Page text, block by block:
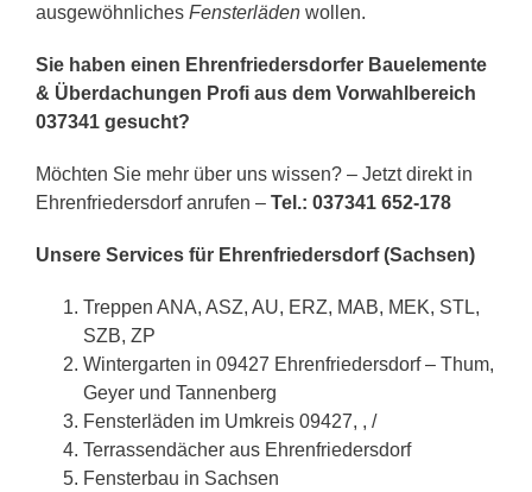
ausgewöhnliches Fensterläden wollen.
Sie haben einen Ehrenfriedersdorfer Bauelemente
& Überdachungen Profi aus dem Vorwahlbereich
037341 gesucht?
Möchten Sie mehr über uns wissen? – Jetzt direkt in
Ehrenfriedersdorf anrufen – Tel.: 037341 652-178
Unsere Services für Ehrenfriedersdorf (Sachsen)
Treppen ANA, ASZ, AU, ERZ, MAB, MEK, STL,
SZB, ZP
Wintergarten in 09427 Ehrenfriedersdorf – Thum,
Geyer und Tannenberg
Fensterläden im Umkreis 09427, , /
Terrassendächer aus Ehrenfriedersdorf
Fensterbau in Sachsen